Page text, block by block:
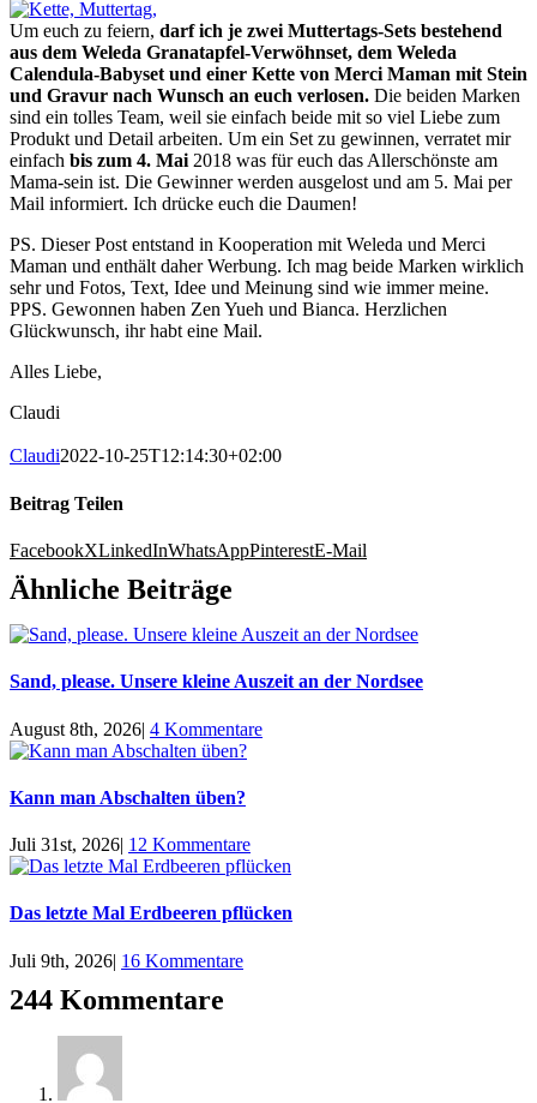
Um euch zu feiern, darf ich je zwei Muttertags-Sets bestehend
aus dem Weleda Granatapfel-Verwöhnset, dem Weleda
Calendula-Babyset und einer Kette von Merci Maman mit Stein
und Gravur nach Wunsch an euch verlosen. Die beiden Marken
sind ein tolles Team, weil sie einfach beide mit so viel Liebe zum
Produkt und Detail arbeiten. Um ein Set zu gewinnen, verratet mir
einfach bis zum 4. Mai2018 was für euch das Allerschönste am
Mama-sein ist. Die Gewinner werden ausgelost und am 5. Mai per
Mail informiert. Ich drücke euch die Daumen!
PS. Dieser Post entstand in Kooperation mit Weleda und Merci
Maman und enthält daher Werbung. Ich mag beide Marken wirklich
sehr und Fotos, Text, Idee und Meinung sind wie immer meine.
PPS. Gewonnen haben Zen Yueh und Bianca. Herzlichen
Glückwunsch, ihr habt eine Mail.
Alles Liebe,
Claudi
Claudi2022-10-25T12:14:30+02:00
Beitrag Teilen
FacebookXLinkedInWhatsAppPinterestE-Mail
Ähnliche Beiträge
Sand, please. Unsere kleine Auszeit an der Nordsee
August 8th, 2026| 4 Kommentare
Kann man Abschalten üben?
Juli 31st, 2026| 12 Kommentare
Das letzte Mal Erdbeeren pflücken
Juli 9th, 2026| 16 Kommentare
244 Kommentare